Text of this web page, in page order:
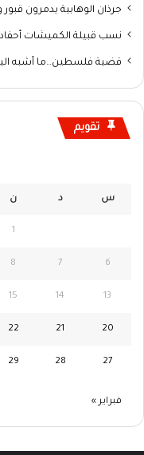
جرذان الوهابية يدمرون
نسب قبيلة الكميشات
قضية فلسطين…ما أشبه
تقويم
س د ن
1
6
7
8
13
14
15
20
21
22
27
28
29
فبراير »